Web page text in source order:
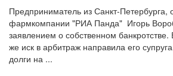
заявлением о собственном банкротстве.
же иск в арбитраж направила его
долги на ...
22 Марта 2023